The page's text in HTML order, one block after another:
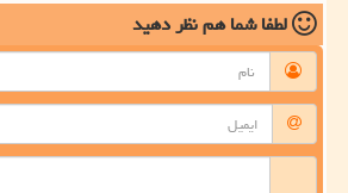
لطفا شما همنظر دهید